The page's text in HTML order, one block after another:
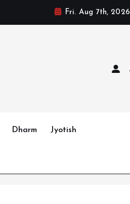
Fri. Aug 7th, 2026
Dharm Jyotish